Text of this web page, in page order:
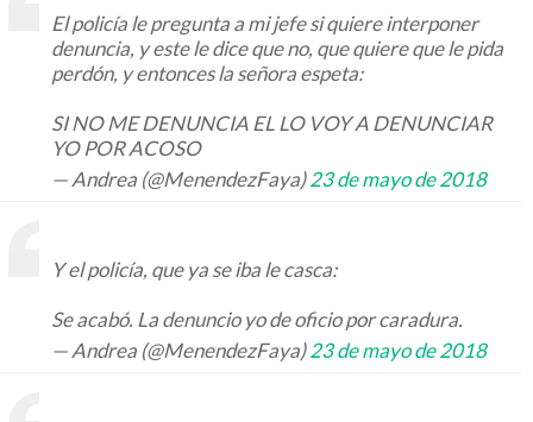
El policía le pregunta a mi jefe si quiere interponer
denuncia, y este le dice que no, que quiere que le pida
perdón, y entonces la señora espeta:
SI NO ME DENUNCIA EL LO VOY A DENUNCIAR
YO POR ACOSO
— Andrea (@MenendezFaya)23 de mayo de 2018
Y el policía, que ya se iba le casca:
Se acabó. La denuncio yo de oficio por caradura.
— Andrea (@MenendezFaya)23 de mayo de 2018